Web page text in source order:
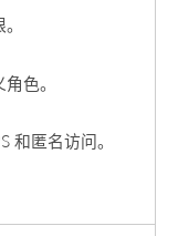
色。
和匿名访问。